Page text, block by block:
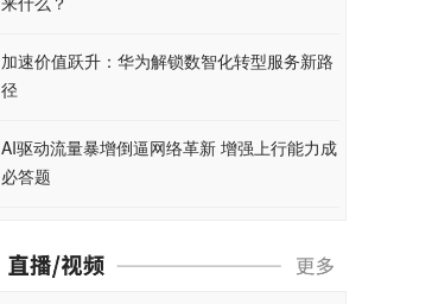
加速价值跃升：华为解锁数智化转型服务新路
径
AI驱动流量暴增倒逼网络革新 增强上行能力成
必答题